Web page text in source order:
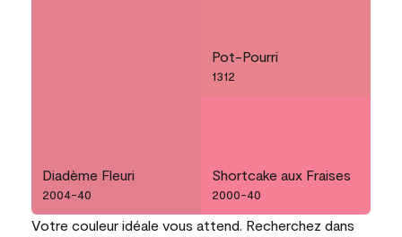
Diadème Fleuri
2004-40
Pot-Pourri
1312
Shortcake aux Fraises
2000-40
Votre couleur idéale vous attend. Recherchez dans